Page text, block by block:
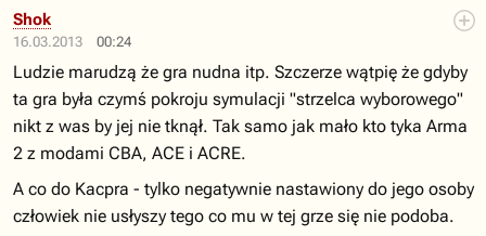
16.03.2013 00:24
Shok
Ludzie marudzą że gra nudna itp. Szczerze wątpię że gdyby
ta gra była czymś pokroju symulacji "strzelca wyborowego"
nikt z was by jej nie tknął. Tak samo jak mało kto tyka Arma
2 z modami CBA, ACE i ACRE.
A co do Kacpra - tylko negatywnie nastawiony do jego osoby
człowiek nie usłyszy tego co mu w tej grze się nie podoba.